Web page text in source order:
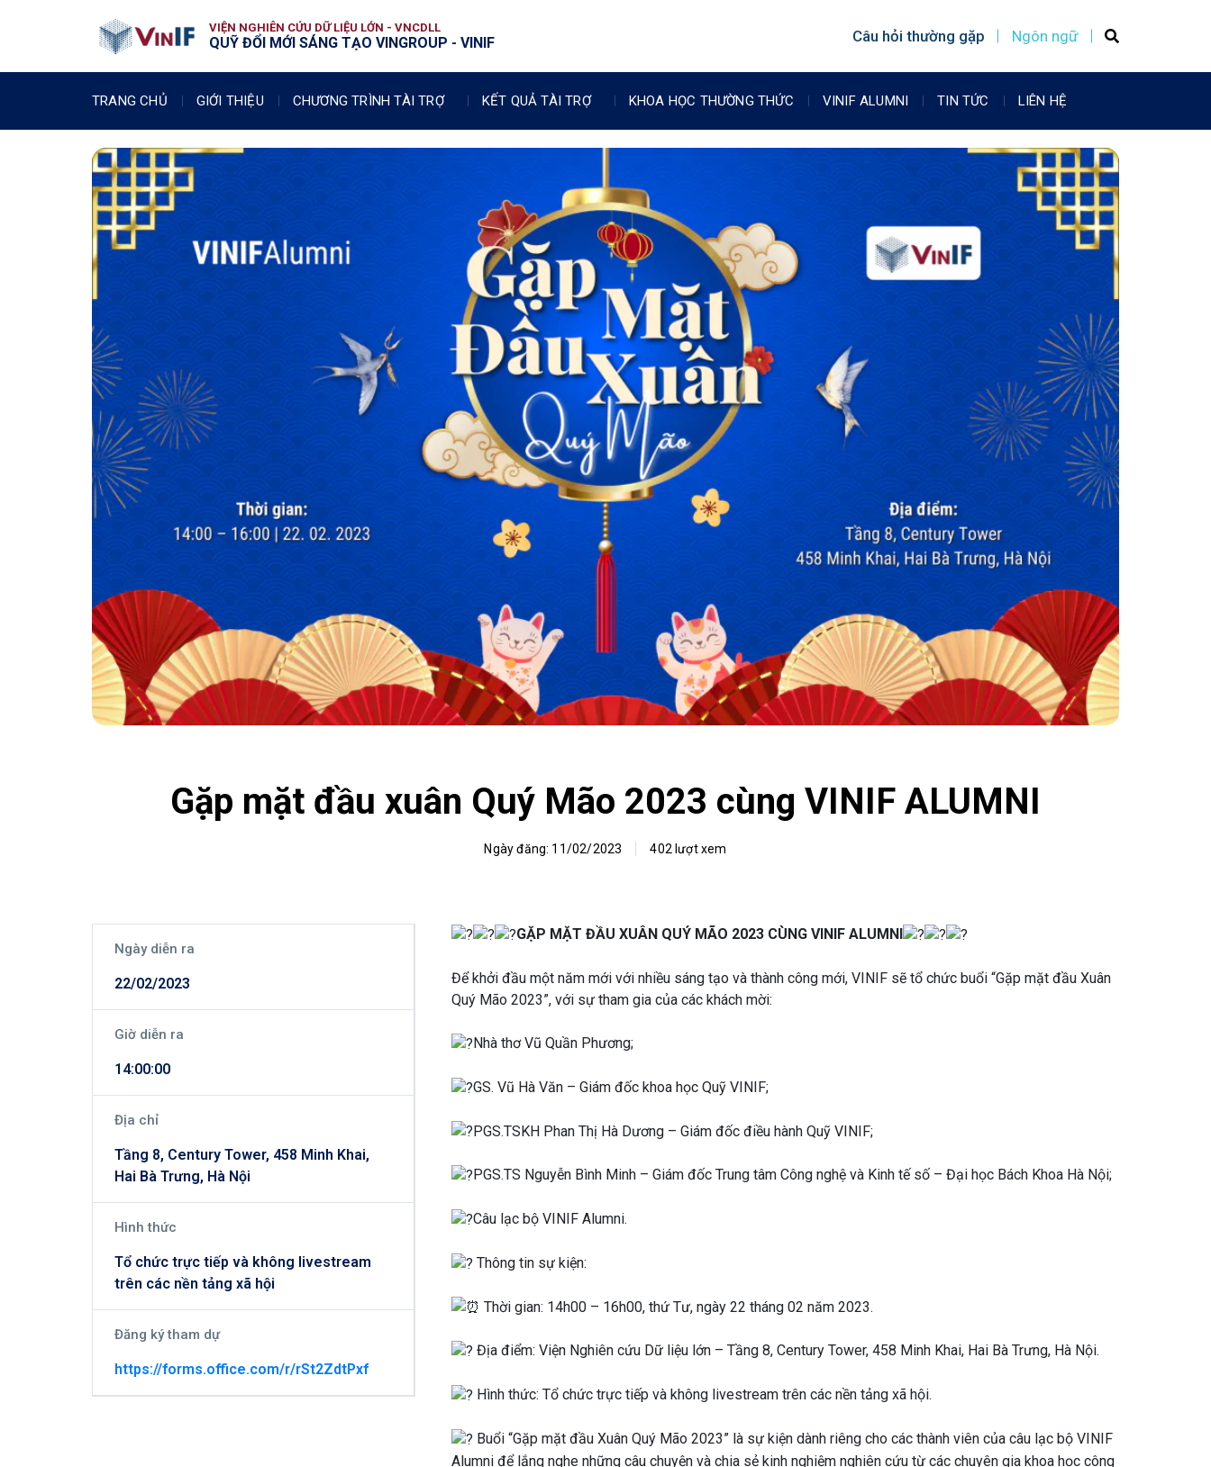
VIỆN NGHIÊN CỨU DỮ LIỆU LỚN - VNCDLL
QUỸ ĐỔI MỚI SÁNG TẠO VINGROUP - VINIF Câu hỏi thường gặp Ngôn ngữ
TRANG CHỦ GIỚI THIỆU CHƯƠNG TRÌNH TÀI TRỢ KẾT QUẢ TÀI TRỢ KHOA HỌC THƯỜNG THỨC VINIF ALUMNI TIN TỨC LIÊN HỆ
Gặp mặt đầu xuân Quý Mão 2023 cùng VINIF ALUMNI
Ngày đăng: 11/02/2023 402 lượt xem
Ngày diễn ra
22/02/2023
Giờ diễn ra
14:00:00
Địa chỉ
Tầng 8, Century Tower, 458 Minh Khai,
Hai Bà Trưng, Hà Nội
Hình thức
Tổ chức trực tiếp và không livestream
trên các nền tảng xã hội
Đăng ký tham dự
https://forms.office.com/r/rSt2ZdtPxf
GẶP MẶT ĐẦU XUÂN QUÝ MÃO 2023 CÙNG VINIF ALUMNI
Để khởi đầu một năm mới với nhiều sáng tạo và thành công mới, VINIF sẽ tổ chức buổi “Gặp mặt đầu Xuân
Quý Mão 2023”, với sự tham gia của các khách mời:
Nhà thơ Vũ Quần Phương;
GS. Vũ Hà Văn – Giám đốc khoa học Quỹ VINIF;
PGS.TSKH Phan Thị Hà Dương – Giám đốc điều hành Quỹ VINIF;
PGS.TS Nguyễn Bình Minh – Giám đốc Trung tâm Công nghệ và Kinh tế số – Đại học Bách Khoa Hà Nội;
Câu lạc bộ VINIF Alumni.
Thông tin sự kiện:
Thời gian: 14h00 – 16h00, thứ Tư, ngày 22 tháng 02 năm 2023.
Địa điểm: Viện Nghiên cứu Dữ liệu lớn – Tầng 8, Century Tower, 458 Minh Khai, Hai Bà Trưng, Hà Nội.
Hình thức: Tổ chức trực tiếp và không livestream trên các nền tảng xã hội.
Buổi “Gặp mặt đầu Xuân Quý Mão 2023” là sự kiện dành riêng cho các thành viên của câu lạc bộ VINIF
Alumni để lắng nghe những câu chuyện và chia sẻ kinh nghiệm nghiên cứu từ các chuyên gia khoa học công